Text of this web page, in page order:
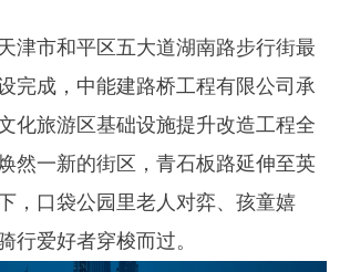
市和平区五大道湖南路步行街最
完成，中能建路桥工程有限公司承
化旅游区基础设施提升改造工程全
然一新的街区，青石板路延伸至英
，口袋公园里老人对弈、孩童嬉
行爱好者穿梭而过。